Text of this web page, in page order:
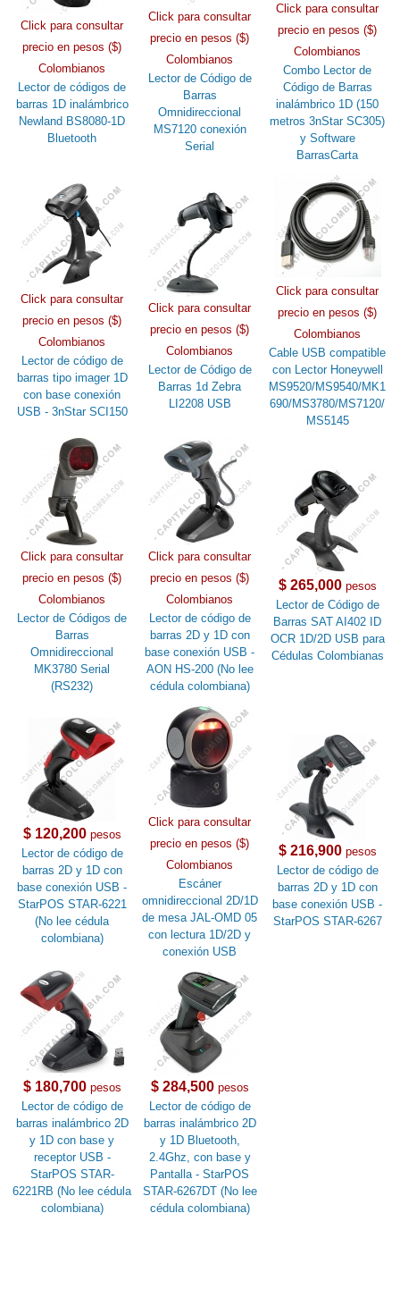
Click para consultar
precio en pesos ($)
Colombianos
Lector de códigos de
barras 1D inalámbrico
Newland BS8080-1D
Bluetooth
Click para consultar
precio en pesos ($)
Colombianos
Lector de Código de
Barras
Omnidireccional
MS7120 conexión
Serial
Click para consultar
precio en pesos ($)
Colombianos
Combo Lector de
Código de Barras
inalámbrico 1D (150
metros 3nStar SC305)
y Software
BarrasCarta
Click para consultar
precio en pesos ($)
Colombianos
Lector de código de
barras tipo imager 1D
con base conexión
USB - 3nStar SCI150
Click para consultar
precio en pesos ($)
Colombianos
Lector de Código de
Barras 1d Zebra
LI2208 USB
Click para consultar
precio en pesos ($)
Colombianos
Cable USB compatible
con Lector Honeywell
MS9520/MS9540/MK1
690/MS3780/MS7120/
MS5145
Click para consultar
precio en pesos ($)
Colombianos
Lector de Códigos de
Barras
Omnidireccional
MK3780 Serial
(RS232)
Click para consultar
precio en pesos ($)
Colombianos
Lector de código de
barras 2D y 1D con
base conexión USB -
AON HS-200 (No lee
cédula colombiana)
$ 265,000pesos
Lector de Código de
Barras SAT AI402 ID
OCR 1D/2D USB para
Cédulas Colombianas
$ 120,200pesos
Lector de código de
barras 2D y 1D con
base conexión USB -
StarPOS STAR-6221
(No lee cédula
colombiana)
Click para consultar
precio en pesos ($)
Colombianos
Escáner
omnidireccional 2D/1D
de mesa JAL-OMD 05
con lectura 1D/2D y
conexión USB
$ 216,900pesos
Lector de código de
barras 2D y 1D con
base conexión USB -
StarPOS STAR-6267
$ 180,700pesos
Lector de código de
barras inalámbrico 2D
y 1D con base y
receptor USB -
StarPOS STAR-
6221RB (No lee cédula
colombiana)
$ 284,500pesos
Lector de código de
barras inalámbrico 2D
y 1D Bluetooth,
2.4Ghz, con base y
Pantalla - StarPOS
STAR-6267DT (No lee
cédula colombiana)